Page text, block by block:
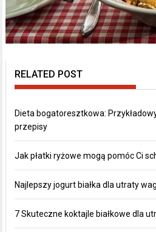
RELATED POST
Dieta bogatoresztkowa:
przepisy
Jak płatki ryżowe mogą pomóc Ci
Najlepszy jogurt białka dla utraty
7 Skuteczne koktajle białkowe dla